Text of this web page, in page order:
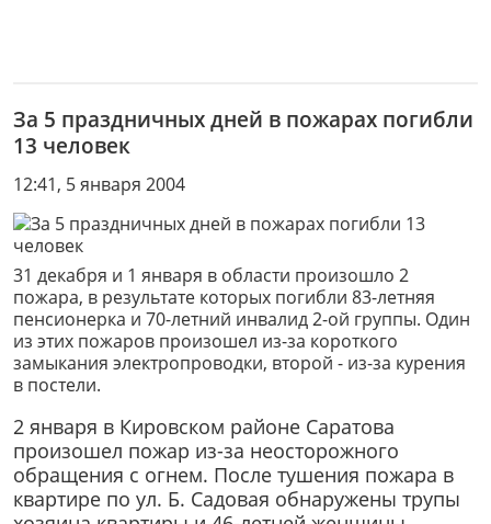
За 5 праздничных дней в пожарах погибли
13 человек
12:41, 5 января 2004
31 декабря и 1 января в области произошло 2
пожара, в результате которых погибли 83-летняя
пенсионерка и 70-летний инвалид 2-ой группы. Один
из этих пожаров произошел из-за короткого
замыкания электропроводки, второй - из-за курения
в постели.
2 января в Кировском районе Саратова
произошел пожар из-за неосторожного
обращения с огнем. После тушения пожара в
квартире по ул. Б. Садовая обнаружены трупы